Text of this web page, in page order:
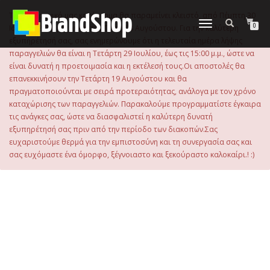
περιεχόμενο
Εναλλαγή
0
Το ηλεκτρονικό μας κατάστημα θα παραμείνει κλειστό, από Πέμπτη 30
Ιουλίου 2026 μέχρι και την Τρίτη 18 Αυγούστου. Για την καλύτερη
εξυπηρέτησή σας, σας ενημερώνουμε ότι η τελευταία ημέρα λήψης
παραγγελιών θα είναι η Τετάρτη 29 Ιουλίου, έως τις 15:00 μ.μ., ώστε να
είναι δυνατή η προετοιμασία και η εκτέλεσή τους.Οι αποστολές θα
επανεκκινήσουν την Τετάρτη 19 Αυγούστου και θα
πραγματοποιούνται με σειρά προτεραιότητας, ανάλογα με τον χρόνο
καταχώρισης των παραγγελιών. Παρακαλούμε προγραμματίστε έγκαιρα
τις ανάγκες σας, ώστε να διασφαλιστεί η καλύτερη δυνατή
εξυπηρέτησή σας πριν από την περίοδο των διακοπών.Σας
ευχαριστούμε θερμά για την εμπιστοσύνη και τη συνεργασία σας και
σας ευχόμαστε ένα όμορφο, ξέγνοιαστο και ξεκούραστο καλοκαίρι.! :)